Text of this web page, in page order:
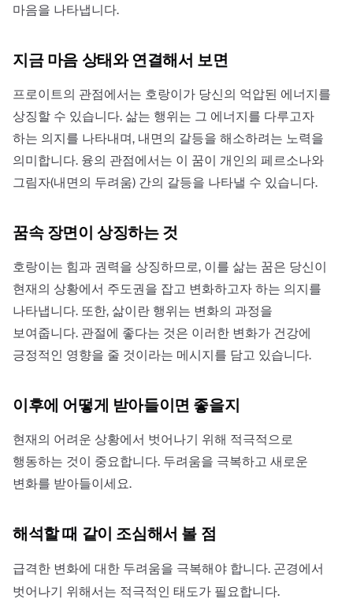
마음을 나타냅니다.
지금 마음 상태와 연결해서 보면
프로이트의 관점에서는 호랑이가 당신의 억압된 에너지를
상징할 수 있습니다. 삶는 행위는 그 에너지를 다루고자
하는 의지를 나타내며, 내면의 갈등을 해소하려는 노력을
의미합니다. 융의 관점에서는 이 꿈이 개인의 페르소나와
그림자(내면의 두려움) 간의 갈등을 나타낼 수 있습니다.
꿈속 장면이 상징하는 것
호랑이는 힘과 권력을 상징하므로, 이를 삶는 꿈은 당신이
현재의 상황에서 주도권을 잡고 변화하고자 하는 의지를
나타냅니다. 또한, 삶이란 행위는 변화의 과정을
보여줍니다. 관절에 좋다는 것은 이러한 변화가 건강에
긍정적인 영향을 줄 것이라는 메시지를 담고 있습니다.
이후에 어떻게 받아들이면 좋을지
현재의 어려운 상황에서 벗어나기 위해 적극적으로
행동하는 것이 중요합니다. 두려움을 극복하고 새로운
변화를 받아들이세요.
해석할 때 같이 조심해서 볼 점
급격한 변화에 대한 두려움을 극복해야 합니다. 곤경에서
벗어나기 위해서는 적극적인 태도가 필요합니다.